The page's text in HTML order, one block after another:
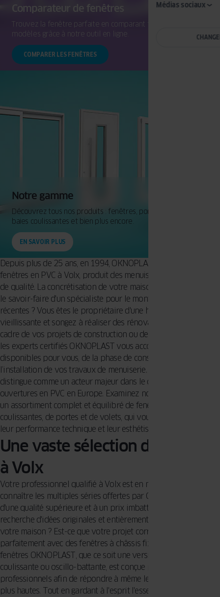
Médias sociaux
Comparateur de fenêtres
Trouvez la fenêtre parfaite en comparant facilement les
modèles grâce à notre outil en ligne.
COMPARER LES FENÊTRES
Notre gamme
Découvrez tous nos produits : fenêtres, portes d'entrée,
baies coulissantes et bien plus encore.
EN SAVOIR PLUS
Depuis plus de 25 ans, en 1994, OKNOPLAST, expert des
fenêtres en PVC à Volx, produit des menuiseries européenne
de qualité. La concrétisation de votre maison avance et requiert
le savoir-faire d'un spécialiste pour le montage de fenêtres
récentes ? Vous êtes le propriétaire d'une habitation
vieillissante et songez à réaliser des rénovations ? Dans le
cadre de vos projets de construction ou de rénovation à Volx,
les experts certifiés OKNOPLAST vous accompagnent. Ils sont
disponibles pour vous, de la phase de conseil jusqu'à
l’installation de vos travaux de menuiserie. OKNOPLAST se
distingue comme un acteur majeur dans le domaine des
ouvertures en PVC en Europe. Examinez notre catalogue pour
un assortiment complet et équilibré de fenêtres, de baies
coulissantes, de portes et de volets, qui vous enchanteront par
leur performance technique et leur esthétisme.
Une vaste sélection de fenêtres
à Volx
Votre professionnel qualifié à Volx est en mesure de vous faire
connaître les multiples séries offertes par OKNOPLAST, dotées
d'une qualité supérieure et à un prix imbattable. Vous êtes à la
recherche d'idées originales et entièrement en accord avec
votre maison ? Est-ce que votre projet correspondrait
parfaitement avec des fenêtres à châssis fixes ? Chacune des
fenêtres OKNOPLAST, que ce soit une version battante,
coulissante ou oscillo-battante, est conçue par des
professionnels afin de répondre à même les aspirations les
plus hautes. Tout en gardant à l'esprit l'essentiel : vous offrir le